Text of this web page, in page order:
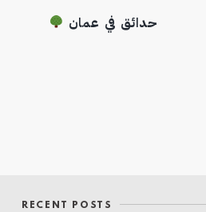
حدائق في عمان
RECENT POSTS